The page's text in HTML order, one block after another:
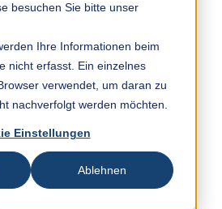
besuchen Sie bitte unser
Ihre Informationen beim
nicht erfasst. Ein einzelnes
verwendet, um daran zu
nachverfolgt werden möchten.
Einstellungen
Ablehnen